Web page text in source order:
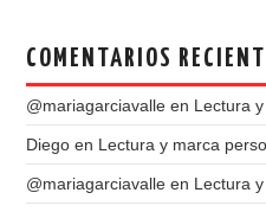
COMENTARIOS
@mariagarciavalle en Lectura
Diego en Lectura y marca
@mariagarciavalle en Lectura